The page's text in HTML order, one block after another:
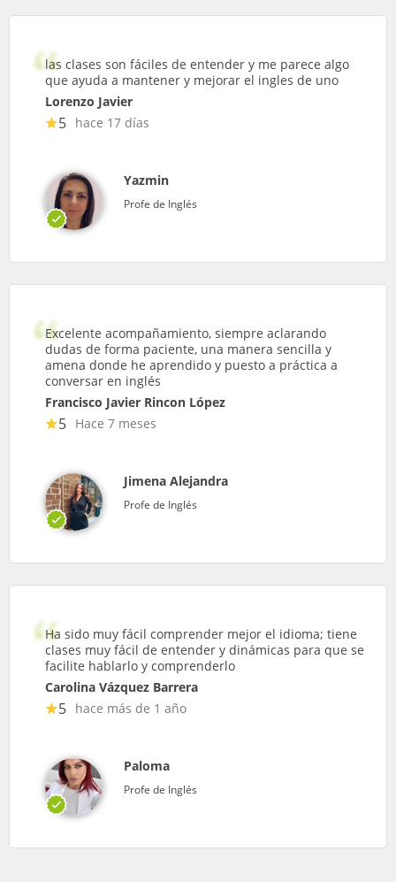
las clases son fáciles de entender y me parece algo
que ayuda a mantener y mejorar el ingles de uno
Lorenzo Javier
5 hace 17 días
Yazmin
Profe de Inglés
Excelente acompañamiento, siempre aclarando
dudas de forma paciente, una manera sencilla y
amena donde he aprendido y puesto a práctica a
conversar en inglés
Francisco Javier Rincon López
5 Hace 7 meses
Jimena Alejandra
Profe de Inglés
Ha sido muy fácil comprender mejor el idioma; tiene
clases muy fácil de entender y dinámicas para que se
facilite hablarlo y comprenderlo
Carolina Vázquez Barrera
5 hace más de 1 año
Paloma
Profe de Inglés